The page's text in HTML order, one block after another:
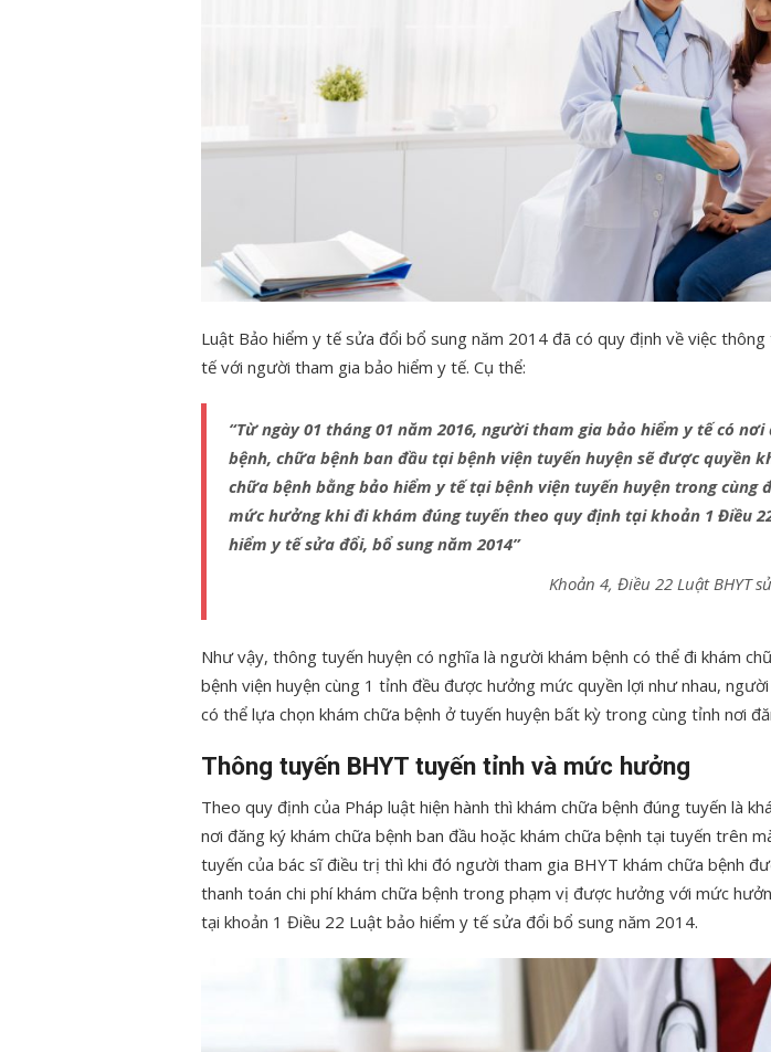
Luật Bảo hiểm y tế sửa đổi bổ sung năm 2014 đã có quy định về việc
tế với người tham gia bảo hiểm y tế. Cụ thể:
“Từ ngày 01 tháng 01 năm 2016, người tham gia bảo hiểm y tế có
bệnh, chữa bệnh ban đầu tại bệnh viện tuyến huyện sẽ được quyền
chữa bệnh bằng bảo hiểm y tế tại bệnh viện tuyến huyện trong cùng
mức hưởng khi đi khám đúng tuyến theo quy định tại khoản 1 Điều
hiểm y tế sửa đổi, bổ sung năm 2014”
Khoản 4, Điều 22 Luật BHYT
Như vậy, thông tuyến huyện có nghĩa là người khám bệnh có thể đi khám
bệnh viện huyện cùng 1 tỉnh đều được hưởng mức quyền lợi như nhau,
có thể lựa chọn khám chữa bệnh ở tuyến huyện bất kỳ trong cùng tỉnh nơi
Thông tuyến BHYT tuyến tỉnh và mức hưởng
Theo quy định của Pháp luật hiện hành thì khám chữa bệnh đúng tuyến là
nơi đăng ký khám chữa bệnh ban đầu hoặc khám chữa bệnh tại tuyến trên
tuyến của bác sĩ điều trị thì khi đó người tham gia BHYT khám chữa bệnh
thanh toán chi phí khám chữa bệnh trong phạm vị được hưởng với mức
tại khoản 1 Điều 22 Luật bảo hiểm y tế sửa đổi bổ sung năm 2014.